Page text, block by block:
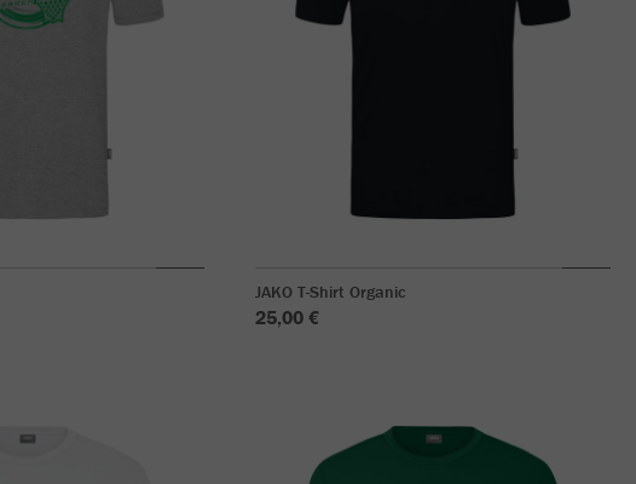
JAKO T-Shirt Organic
25,00 €